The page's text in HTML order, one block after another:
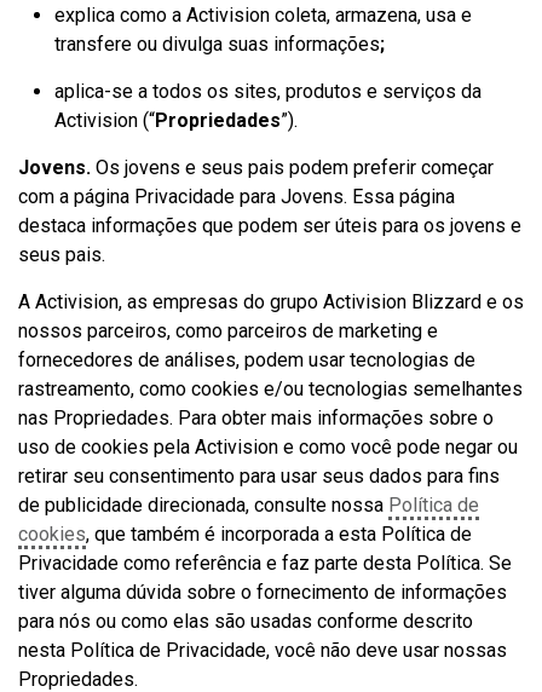
explica como a Activision coleta, armazena, usa e
transfere ou divulga suas informações;
aplica-se a todos os sites, produtos e serviços da
Activision (“Propriedades”).
Jovens. Os jovens e seus pais podem preferir começar
com a página Privacidade para Jovens. Essa página
destaca informações que podem ser úteis para os jovens e
seus pais.
A Activision, as empresas do grupo Activision Blizzard e os
nossos parceiros, como parceiros de marketing e
fornecedores de análises, podem usar tecnologias de
rastreamento, como cookies e/ou tecnologias semelhantes
nas Propriedades. Para obter mais informações sobre o
uso de cookies pela Activision e como você pode negar ou
retirar seu consentimento para usar seus dados para fins
de publicidade direcionada, consulte nossa Política de
cookies, que também é incorporada a esta Política de
Privacidade como referência e faz parte desta Política. Se
tiver alguma dúvida sobre o fornecimento de informações
para nós ou como elas são usadas conforme descrito
nesta Política de Privacidade, você não deve usar nossas
Propriedades.